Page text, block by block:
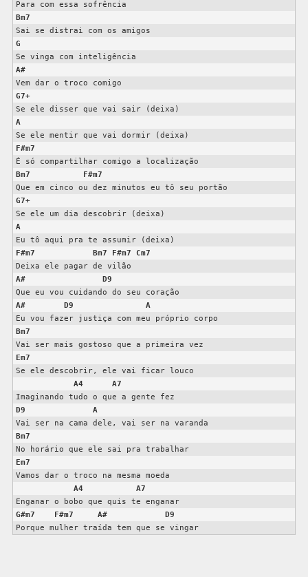
Bm7
G
A#
G7+
A
F#m7
Bm7
F#m7
G7+
A
F#m7
Bm7 F#m7
Cm7
A#
D9
A#
D9
A
Bm7
Em7
Se ele descobrir, ele vai ficar louco
A4
A7
D9
A
Bm7
Em7
Vamos dar o troco na mesma moeda
A4
A7
G#m7
F#m7 A#
D9
Porque mulher traída tem que se vingar